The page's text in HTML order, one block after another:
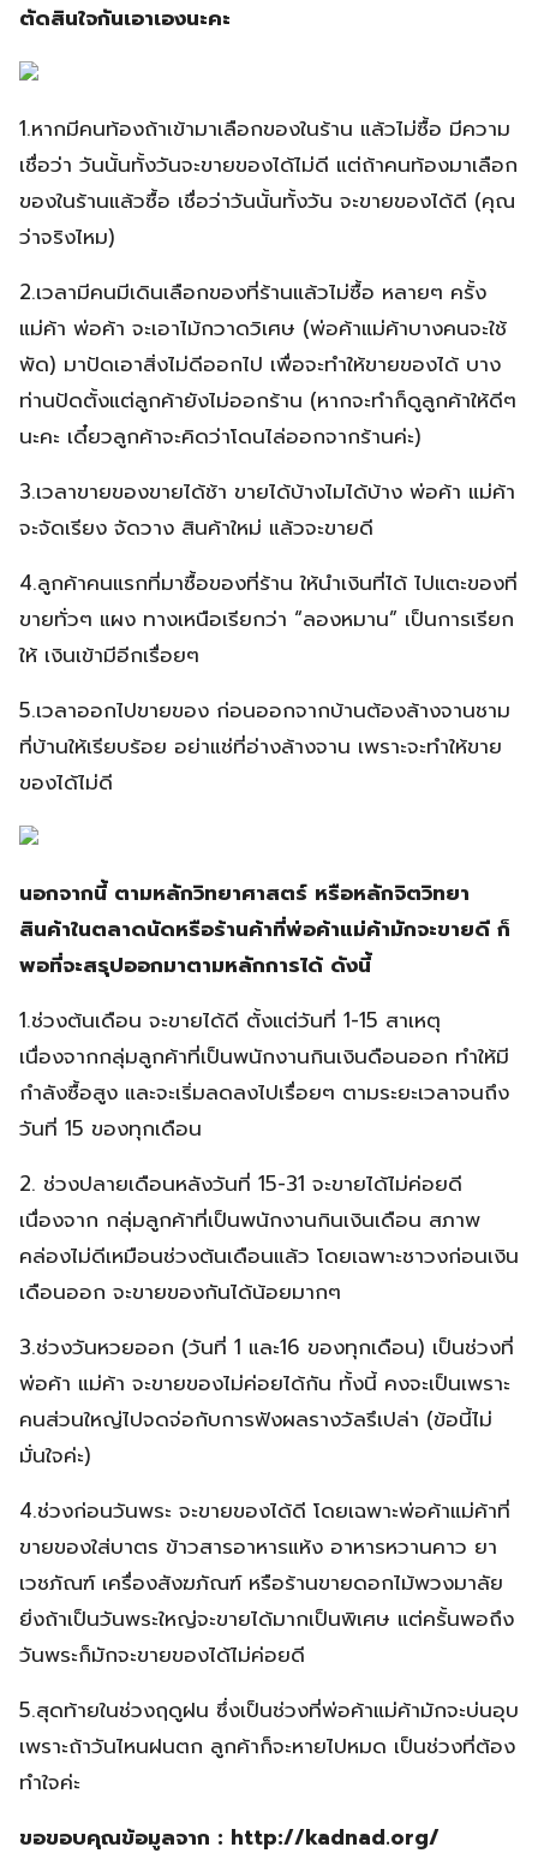
ตัดสินใจกันเอาเองนะคะ
1.หากมีคนท้องถ้าเข้ามาเลือกของในร้าน แล้วไม่ซื้อ มีความ
เชื่อว่า วันนั้นทั้งวันจะขายของได้ไม่ดี แต่ถ้าคนท้องมาเลือก
ของในร้านแล้วซื้อ เชื่อว่าวันนั้นทั้งวัน จะขายของได้ดี (คุณ
ว่าจริงไหม)
2.เวลามีคนมีเดินเลือกของที่ร้านแล้วไม่ซื้อ หลายๆ ครั้ง
แม่ค้า พ่อค้า จะเอาไม้กวาดวิเศษ (พ่อค้าแม่ค้าบางคนจะใช้
พัด) มาปัดเอาสิ่งไม่ดีออกไป เพื่อจะทำให้ขายของได้ บาง
ท่านปัดตั้งแต่ลูกค้ายังไม่ออกร้าน (หากจะทำก็ดูลูกค้าให้ดีๆ
นะคะ เดี๋ยวลูกค้าจะคิดว่าโดนไล่ออกจากร้านค่ะ)
3.เวลาขายของขายได้ช้า ขายได้บ้างไมได้บ้าง พ่อค้า แม่ค้า
จะจัดเรียง จัดวาง สินค้าใหม่ แล้วจะขายดี
4.ลูกค้าคนแรกที่มาซื้อของที่ร้าน ให้นำเงินที่ได้ ไปแตะของที่
ขายทั่วๆ แผง ทางเหนือเรียกว่า “ลองหมาน” เป็นการเรียก
ให้ เงินเข้ามีอีกเรื่อยๆ
5.เวลาออกไปขายของ ก่อนออกจากบ้านต้องล้างจานชาม
ที่บ้านให้เรียบร้อย อย่าแช่ที่อ่างล้างจาน เพราะจะทำให้ขาย
ของได้ไม่ดี
นอกจากนี้ ตามหลักวิทยาศาสตร์ หรือหลักจิตวิทยา
สินค้าในตลาดนัดหรือร้านค้าที่พ่อค้าแม่ค้ามักจะขายดี ก็
พอที่จะสรุปออกมาตามหลักการได้ ดังนี้
1.ช่วงต้นเดือน จะขายได้ดี ตั้งแต่วันที่ 1-15 สาเหตุ
เนื่องจากกลุ่มลูกค้าที่เป็นพนักงานกินเงินดือนออก ทำให้มี
กำลังซื้อสูง และจะเริ่มลดลงไปเรื่อยๆ ตามระยะเวลาจนถึง
วันที่ 15 ของทุกเดือน
2. ช่วงปลายเดือนหลังวันที่ 15-31 จะขายได้ไม่ค่อยดี
เนื่องจาก กลุ่มลูกค้าที่เป็นพนักงานกินเงินเดือน สภาพ
คล่องไม่ดีเหมือนช่วงต้นเดือนแล้ว โดยเฉพาะชาวงก่อนเงิน
เดือนออก จะขายของกันได้น้อยมากๆ
3.ช่วงวันหวยออก (วันที่ 1 และ16 ของทุกเดือน) เป็นช่วงที่
พ่อค้า แม่ค้า จะขายของไม่ค่อยได้กัน ทั้งนี้ คงจะเป็นเพราะ
คนส่วนใหญ่ไปจดจ่อกับการฟังผลรางวัลรึเปล่า (ข้อนี้ไม่
มั่นใจค่ะ)
4.ช่วงก่อนวันพระ จะขายของได้ดี โดยเฉพาะพ่อค้าแม่ค้าที่
ขายของใส่บาตร ข้าวสารอาหารแห้ง อาหารหวานคาว ยา
เวชภัณฑ์ เครื่องสังฆภัณฑ์ หรือร้านขายดอกไม้พวงมาลัย
ยิ่งถ้าเป็นวันพระใหญ่จะขายได้มากเป็นพิเศษ แต่ครั้นพอถึง
วันพระก็มักจะขายของได้ไม่ค่อยดี
5.สุดท้ายในช่วงฤดูฝน ซึ่งเป็นช่วงที่พ่อค้าแม่ค้ามักจะบ่นอุบ
เพราะถ้าวันไหนฝนตก ลูกค้าก็จะหายไปหมด เป็นช่วงที่ต้อง
ทำใจค่ะ
ขอขอบคุณข้อมูลจาก : http://kadnad.org/